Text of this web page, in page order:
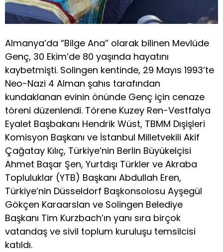
Almanya’da “Bilge Ana” olarak bilinen Mevlüde
Genç, 30 Ekim’de 80 yaşında hayatını
kaybetmişti. Solingen kentinde, 29 Mayıs 1993’te
Neo-Nazi 4 Alman şahıs tarafından
kundaklanan evinin önünde Genç için cenaze
töreni düzenlendi. Törene Kuzey Ren-Vestfalya
Eyalet Başbakanı Hendrik Wüst, TBMM Dışişleri
Komisyon Başkanı ve İstanbul Milletvekili Akif
Çağatay Kılıç, Türkiye’nin Berlin Büyükelçisi
Ahmet Başar Şen, Yurtdışı Türkler ve Akraba
Topluluklar (YTB) Başkanı Abdullah Eren,
Türkiye’nin Düsseldorf Başkonsolosu Ayşegül
Gökçen Karaarslan ve Solingen Belediye
Başkanı Tim Kurzbach’ın yanı sıra birçok
vatandaş ve sivil toplum kuruluşu temsilcisi
katıldı.